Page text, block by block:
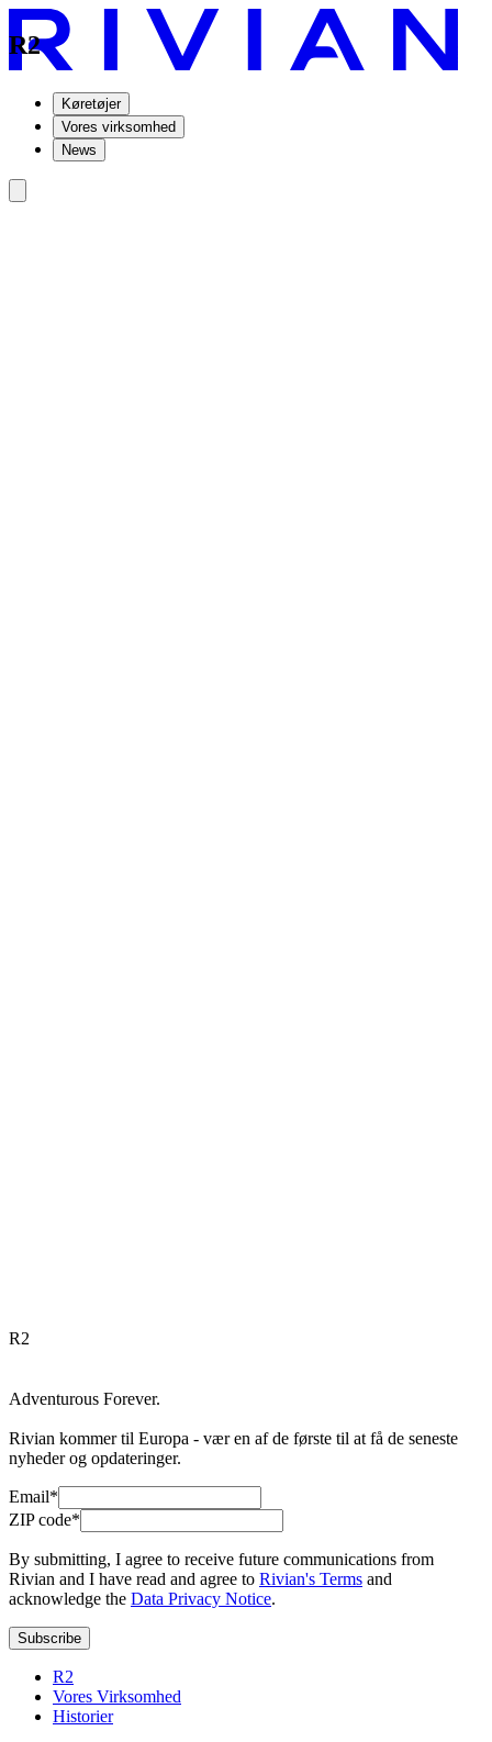
Køretøjer
Vores virksomhed
News
R2
R2
Adventurous Forever.
Rivian kommer til Europa - vær en af de første til at få de seneste
nyheder og opdateringer.
Email*
ZIP code*
By submitting, I agree to receive future communications from
Rivian and I have read and agree to Rivian's Terms and
acknowledge the Data Privacy Notice.
Subscribe
R2
Vores Virksomhed
Historier